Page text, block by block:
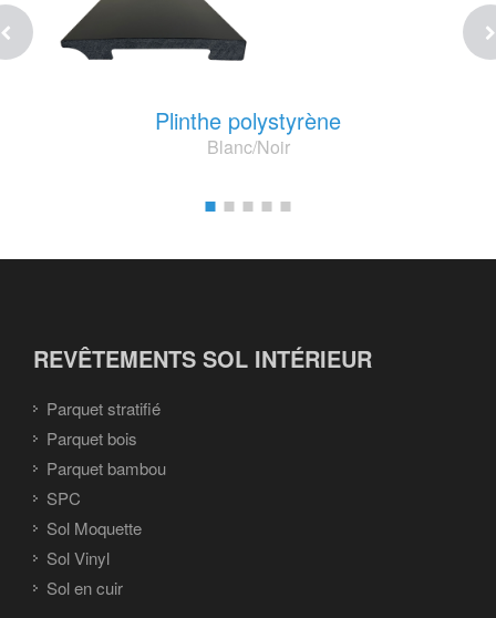
Plinthe polystyrène
Blanc/Noir
REVÊTEMENTS SOL INTÉRIEUR
Parquet stratifié
Parquet bois
Parquet bambou
SPC
Sol Moquette
Sol Vinyl
Sol en cuir